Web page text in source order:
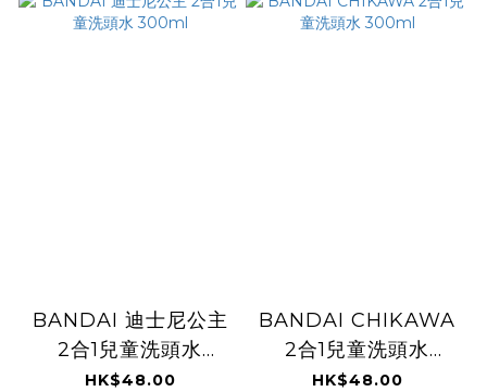
BANDAI 迪士尼公主
2合1兒童洗頭水
300ml
HK$48.00
BANDAI CHIKAWA
2合1兒童洗頭水
300ml
HK$48.00